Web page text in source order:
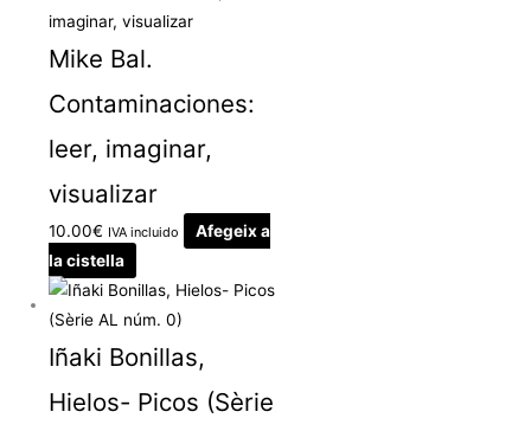
Mike Bal.
Contaminaciones:
leer, imaginar,
visualizar
10.00€ IVA incluido
Afegeix a
la cistella
Iñaki Bonillas,
Hielos- Picos (Sèrie